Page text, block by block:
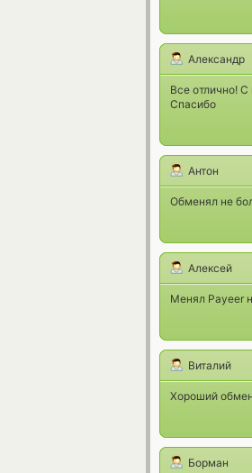
Александр
Все отлично! С
Спасибо
Антон
Обменял не
Алексей
Менял Payeer
Виталий
Хороший
Борман